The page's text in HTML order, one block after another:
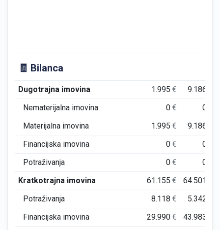
🧾 Bilanca
Dugotrajna imovina 1.995€ 9.186
Nematerijalna imovina
0€ 0
Materijalna imovina
1.995€ 9.186
Financijska imovina
0€ 0
Potraživanja
0€ 0
Kratkotrajna imovina
61.155€ 64.501
Potraživanja
8.118€ 5.342
Financijska imovina
29.990€ 43.983